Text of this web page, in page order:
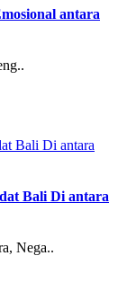
antara
Bali Di antara
Nega..